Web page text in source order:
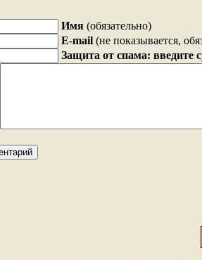
Имя (обязательно)
E-mail (не показывается,
Защита от спама: введите